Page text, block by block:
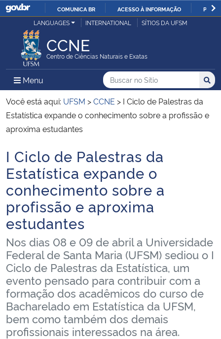
IR
COMUNICA BR ACESSO À INFORMAÇÃO
Ministério da Justiça e Segurança Pública
Ministério da Defesa
Ministério das Relações Exteriores
Ministério da Economia
Ministério da Infraestrutura
Ministério da Agricultura, Pecuária e Abastecimento
Ministério da Educação
Ministério da Cidadania
Ministério da Saúde
Ministério de Minas e Energia
Ministério da Ciência, Tecnologia, Inovações e Comunicações
Ministério do Meio Ambiente
LANGUAGES INTERNATIONAL SÍTIOS DA UFSM
CCNE
Centro de Ciências Naturais e Exatas
Menu Menu Principal do Sítio
Busca
Buscar no no Sítio
Busca:
Você está aqui: UFSM >CCNE > I Ciclo de Palestras da
Estatística expande o conhecimento sobre a profissão e
aproxima estudantes
Início do conteúdo
I Ciclo de Palestras da
Estatística expande o
conhecimento sobre a
profissão e aproxima
estudantes
Nos dias 08 e 09 de abril a Universidade
Federal de Santa Maria (UFSM) sediou o I
Ciclo de Palestras da Estatística, um
evento pensado para contribuir com a
formação dos acadêmicos do curso de
Bacharelado em Estatística da UFSM,
bem como também dos demais
profissionais interessados na área.